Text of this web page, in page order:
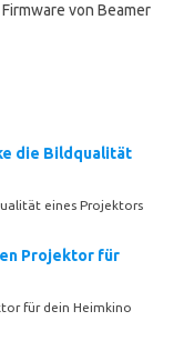
von Beamer
die Bildqualität
eines Projektors
Projektor für
für dein Heimkino